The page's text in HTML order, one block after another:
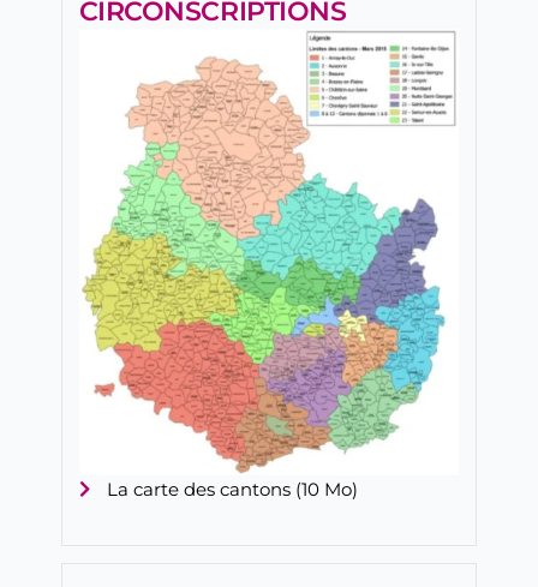
CIRCONSCRIPTIONS
La carte des cantons (10 Mo)